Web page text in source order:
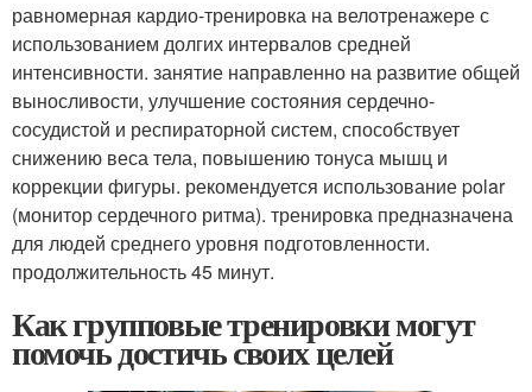
равномерная кардио-тренировка на велотренажере с
использованием долгих интервалов средней
интенсивности. занятие направленно на развитие общей
выносливости, улучшение состояния сердечно-
сосудистой и респираторной систем, способствует
снижению веса тела, повышению тонуса мышц и
коррекции фигуры. рекомендуется использование polar
(монитор сердечного ритма). тренировка предназначена
для людей среднего уровня подготовленности.
продолжительность 45 минут.
Как групповые тренировки могут
помочь достичь своих целей